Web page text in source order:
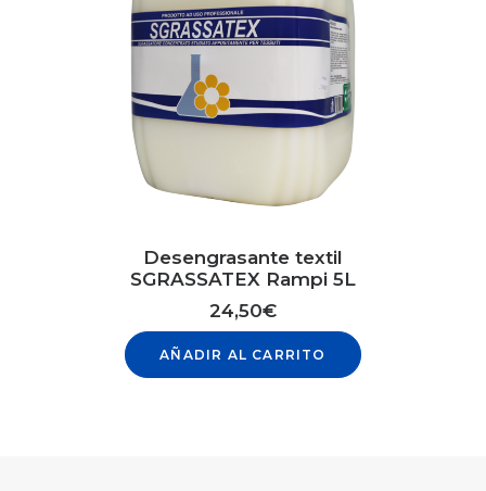
Desengrasante textil
SGRASSATEX Rampi 5L
24,50€
AÑADIR AL CARRITO